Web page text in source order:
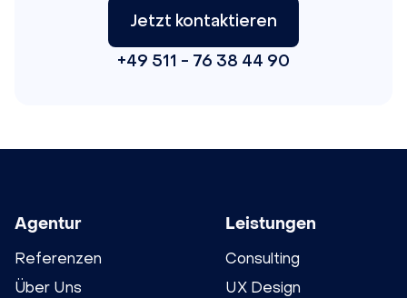
Jetzt kontaktieren
+49 511 - 76 38 44 90
Agentur
Referenzen
Über Uns
Leistungen
Consulting
UX Design